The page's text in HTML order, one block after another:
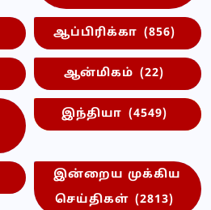
ஆப்பிரிக்கா (856)
ஆன்மிகம் (22)
இந்தியா (4549)
இன்றைய முக்கிய
செய்திகள் (2813)